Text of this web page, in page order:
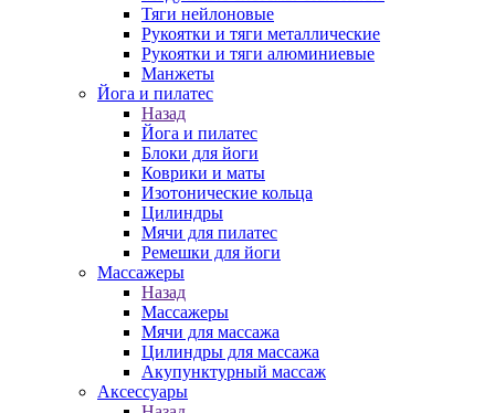
Тяги нейлоновые
Рукоятки и тяги металлические
Рукоятки и тяги алюминиевые
Манжеты
Йога и пилатес
Назад
Йога и пилатес
Блоки для йоги
Коврики и маты
Изотонические кольца
Цилиндры
Мячи для пилатес
Ремешки для йоги
Массажеры
Назад
Массажеры
Мячи для массажа
Цилиндры для массажа
Акупунктурный массаж
Аксессуары